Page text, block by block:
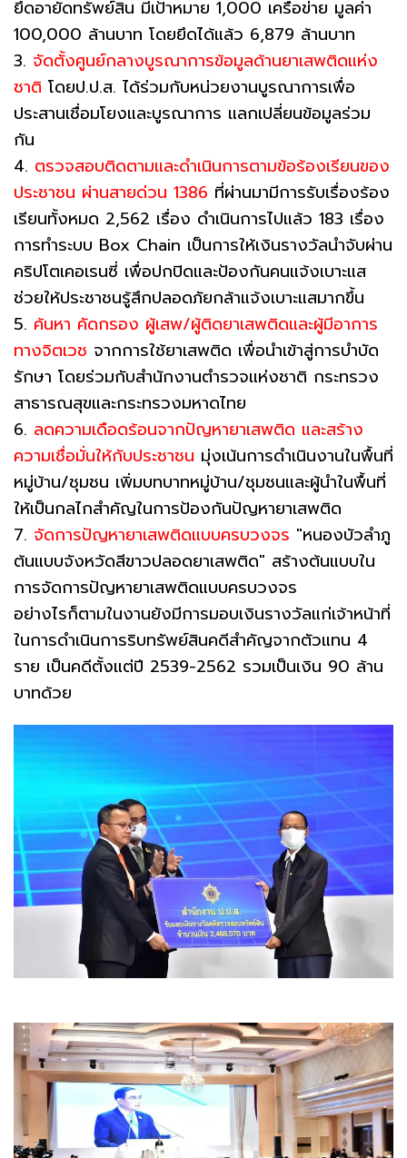
ยึดอายัดทรัพย์สิน มีเป้าหมาย 1,000 เครือข่าย มูลค่า
100,000 ล้านบาท โดยยึดได้แล้ว 6,879 ล้านบาท
3. จัดตั้งศูนย์กลางบูรณาการข้อมูลด้านยาเสพติดแห่ง
ชาติ โดยป.ป.ส. ได้ร่วมกับหน่วยงานบูรณาการเพื่อ
ประสานเชื่อมโยงและบูรณาการ แลกเปลี่ยนข้อมูลร่วม
กัน
4. ตรวจสอบติดตามและดำเนินการตามข้อร้องเรียนของ
ประชาชน ผ่านสายด่วน 1386 ที่ผ่านมามีการรับเรื่องร้อง
เรียนทั้งหมด 2,562 เรื่อง ดำเนินการไปแล้ว 183 เรื่อง
การทำระบบ Box Chain เป็นการให้เงินรางวัลนำจับผ่าน
คริปโตเคอเรนซี่ เพื่อปกปิดและป้องกันคนแจ้งเบาะแส
ช่วยให้ประชาชนรู้สึกปลอดภัยกล้าแจ้งเบาะแสมากขึ้น
5. ค้นหา คัดกรอง ผู้เสพ/ผู้ติดยาเสพติดและผู้มีอาการ
ทางจิตเวช จากการใช้ยาเสพติด เพื่อนำเข้าสู่การบำบัด
รักษา โดยร่วมกับสำนักงานตำรวจแห่งชาติ กระทรวง
สาธารณสุขและกระทรวงมหาดไทย
6. ลดความเดือดร้อนจากปัญหายาเสพติด และสร้าง
ความเชื่อมั่นให้กับประชาชน มุ่งเน้นการดำเนินงานในพื้นที่
หมู่บ้าน/ชุมชน เพิ่มบทบาทหมู่บ้าน/ชุมชนและผู้นำในพื้นที่
ให้เป็นกลไกสำคัญในการป้องกันปัญหายาเสพติด
7. จัดการปัญหายาเสพติดแบบครบวงจร "หนองบัวลำภู
ต้นแบบจังหวัดสีขาวปลอดยาเสพติด" สร้างต้นแบบใน
การจัดการปัญหายาเสพติดแบบครบวงจร
อย่างไรก็ตามในงานยังมีการมอบเงินรางวัลแก่เจ้าหน้าที่
ในการดำเนินการริบทรัพย์สินคดีสำคัญจากตัวแทน 4
ราย เป็นคดีตั้งแต่ปี 2539-2562 รวมเป็นเงิน 90 ล้าน
บาทด้วย